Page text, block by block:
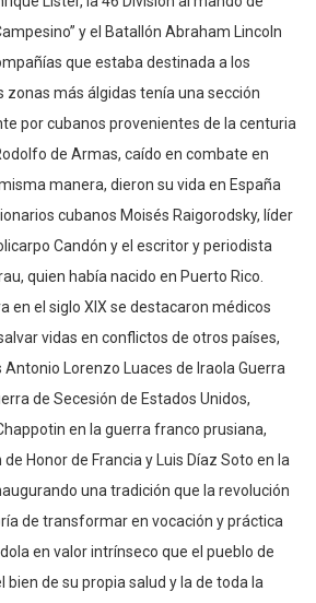
y el Batallón Abraham Lincoln
que estaba destinada a los
más álgidas tenía una sección
por cubanos provenientes de la centuria
de Armas, caído en combate en
manera, dieron su vida en España
cubanos Moisés Raigorodsky, líder
Candón y el escritor y periodista
quien había nacido en Puerto Rico.
en el siglo XIX se destacaron médicos
vidas en conflictos de otros países,
Lorenzo Luaces de Iraola Guerra
de Secesión de Estados Unidos,
en la guerra franco prusiana,
Honor de Francia y Luis Díaz Soto en la
una tradición que la revolución
de transformar en vocación y práctica
en valor intrínseco que el pueblo de
bien de su propia salud y la de toda la